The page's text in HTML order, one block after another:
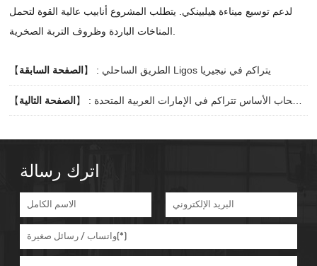
لدعم توسيع ميناءة هيلبينكي. يتطلب المشروع أنابيب عالية القوة لتحمل
【الصفحة السابقة 】 : الطريق الساحلي Ligos يتراكم في نيجيريا
【الصفحة التالية 】 : دبي ناطحة سحاب الأساس تتراكم في الإمارات العربية المتحدة
اترك رسالة